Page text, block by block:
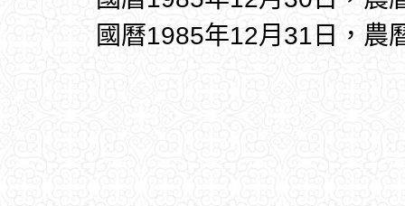
國曆1985年12月31日，農